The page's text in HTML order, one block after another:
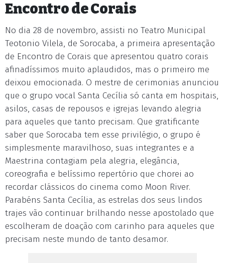
Encontro de Corais
No dia 28 de novembro, assisti no Teatro Municipal
Teotonio Vilela, de Sorocaba, a primeira apresentação
de Encontro de Corais que apresentou quatro corais
afinadíssimos muito aplaudidos, mas o primeiro me
deixou emocionada. O mestre de cerimonias anunciou
que o grupo vocal Santa Cecília só canta em hospitais,
asilos, casas de repousos e igrejas levando alegria
para aqueles que tanto precisam. Que gratificante
saber que Sorocaba tem esse privilégio, o grupo é
simplesmente maravilhoso, suas integrantes e a
Maestrina contagiam pela alegria, elegância,
coreografia e belíssimo repertório que chorei ao
recordar clássicos do cinema como Moon River.
Parabéns Santa Cecília, as estrelas dos seus lindos
trajes vão continuar brilhando nesse apostolado que
escolheram de doação com carinho para aqueles que
precisam neste mundo de tanto desamor.